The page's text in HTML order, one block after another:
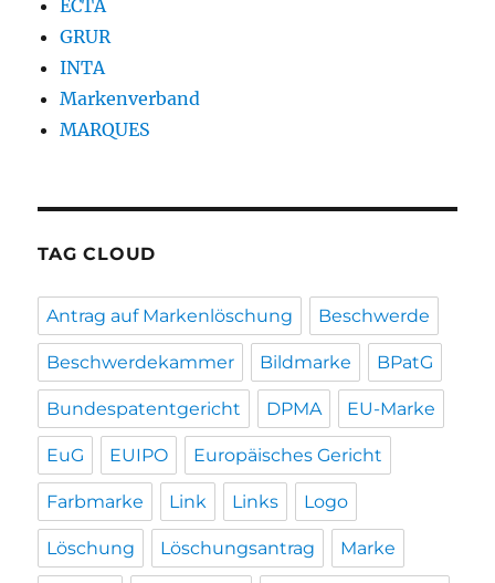
ECTA
GRUR
INTA
Markenverband
MARQUES
TAG CLOUD
Antrag auf Markenlöschung Beschwerde
Beschwerdekammer Bildmarke BPatG
Bundespatentgericht DPMA EU-Marke
EuG EUIPO Europäisches Gericht
Farbmarke Link Links Logo
Löschung Löschungsantrag Marke